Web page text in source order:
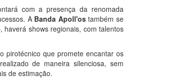
com a presença da renomada
A Banda Apoll'ostambém se
shows regionais, com talentos
pirotécnico que promete encantar os
de maneira silenciosa, sem
de estimação.